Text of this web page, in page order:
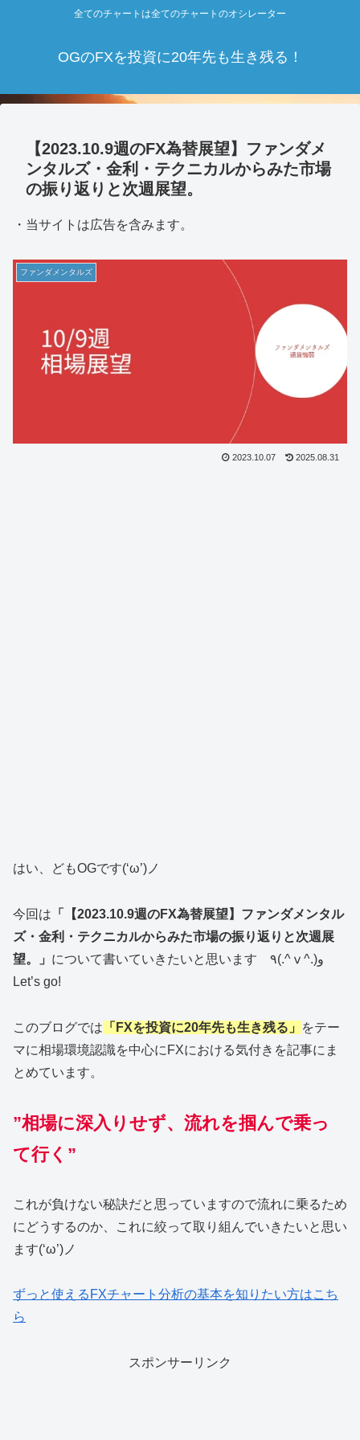
全てのチャートは全てのチャートのオシレーター
OGのFXを投資に20年先も生き残る！
【2023.10.9週のFX為替展望】ファンダメ
ンタルズ・金利・テクニカルからみた市場
の振り返りと次週展望。
・当サイトは広告を含みます。
ファンダメンタルズ
2023.10.07 2025.08.31
はい、どもOGです(‘ω’)ノ
今回は 「【2023.10.9週のFX為替展望】ファンダメンタル
ズ・金利・テクニカルからみた市場の振り返りと次週展
望。」 について書いていきたいと思います ٩(.^ⅴ^.)و
Let’s go!
このブログでは 「FXを投資に20年先も生き残る」
をテー
マに相場環境認識を中心にFXにおける気付きを記事にま
とめています。
”相場に深入りせず、流れを掴んで乗っ
て行く”
これが負けない秘訣だと思っていますので流れに乗るため
にどうするのか、これに絞って取り組んでいきたいと思い
ます(‘ω’)ノ
ずっと使えるFXチャート分析の基本を知りたい方はこち
ら
スポンサーリンク